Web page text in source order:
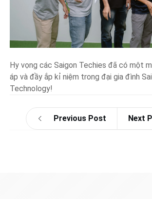
Hy vọng các Saigon Techies đã có một
áp và đầy ắp kỉ niệm trong đại gia đình
Technology!
Previous Post Next